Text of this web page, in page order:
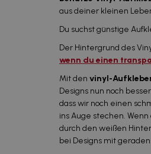
aus deiner kleinen
Du suchst günstige
Der Hintergrund des
wenn du einen
Mit den vinyl-
Designs nun noch
dass wir noch einen
ins Auge stechen.
durch den weißen
bei Designs mit